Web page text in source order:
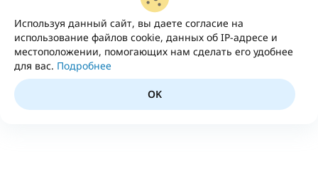
Используя данный сайт, вы даете согласие на
использование файлов cookie, данных об IP-адресе и
местоположении, помогающих нам сделать его удобнее
для вас. Подробнее
OK